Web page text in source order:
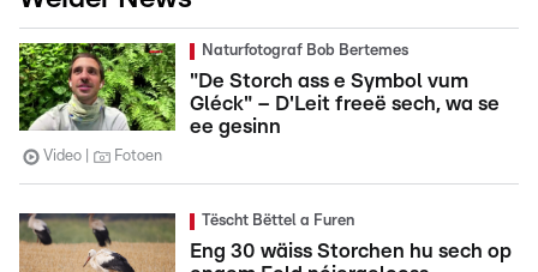
Naturfotograf Bob Bertemes
"De Storch ass e Symbol vum
Gléck" – D'Leit freeë sech, wa se
ee gesinn
Video Fotoen
Tëscht Bëttel a Furen
Eng 30 wäiss Storchen hu sech op